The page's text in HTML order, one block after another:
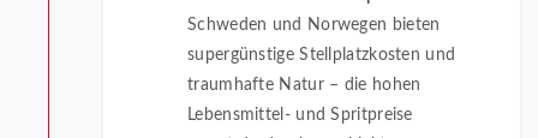
Schweden und Norwegen bieten
supergünstige Stellplatzkosten und
traumhafte Natur – die hohen
Lebensmittel- und Spritpreise